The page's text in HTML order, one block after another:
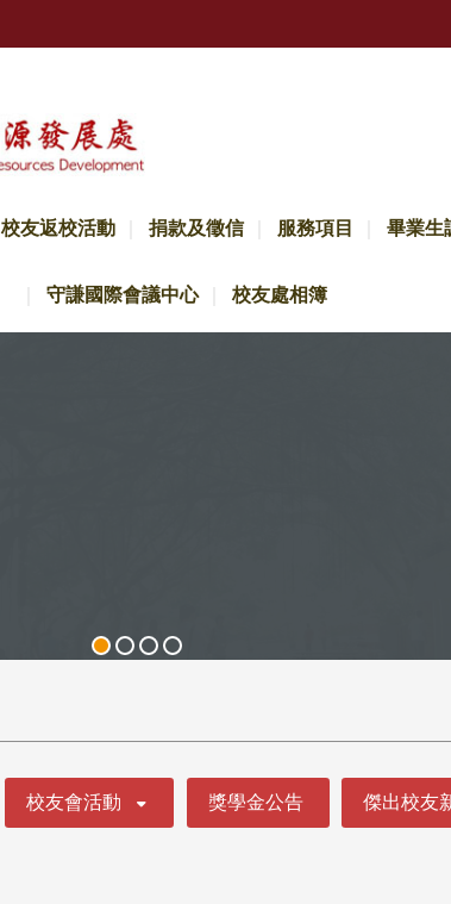
校友返校活動 捐款及徵信 服務項目 畢業生
守謙國際會議中心 校友處相簿
校友會活動 獎學金公告 傑出校友